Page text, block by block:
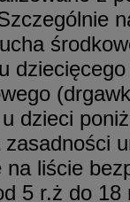
dzieci
liście
5 r.ż do 18